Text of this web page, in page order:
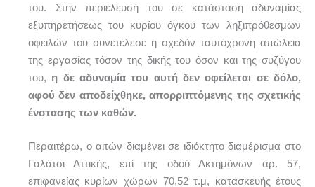
του. Στην περιέλευσή του σε κατάσταση αδυναμίας
εξυπηρετήσεως του κυρίου όγκου των ληξιπρόθεσμων
οφειλών του συνετέλεσε η σχεδόν ταυτόχρονη απώλεια
της εργασίας τόσον της δικής του όσον και της συζύγου
του, η δε αδυναμία του αυτή δεν οφείλεται σε δόλο,
αφού δεν αποδείχθηκε, απορριπτόμενης της σχετικής
ένστασης των καθών.
Περαιτέρω, ο αιτών διαμένει σε ιδιόκτητο διαμέρισμα στο
Γαλάτσι Αττικής, επί της οδού Ακτημόνων αρ. 57,
επιφανείας κυρίων χώρων 70,52 τ.μ, κατασκευής έτους